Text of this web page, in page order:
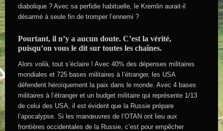
diabolique ? Avec sa perfidie habituelle, le Kremlin aurait-il
désarmé à seule fin de tromper l’ennemi ?
Pourtant, il n’y a aucun doute. C’est la vérité,
puisqu’on vous le dit sur toutes les chaînes.
Alors voilà, tout s’éclaire ! Avec 40% des dépenses militaires
mondiales et 725 bases militaires à l’étranger, les USA
défendent héroïquement la paix dans le monde. Avec 4 bases
militaires à l’étranger et un budget militaire qui représente 1/13
de celui des USA, il est évident que la Russie prépare
l’apocalypse. Si les manœuvres de l’OTAN ont lieu aux
frontières occidentales de la Russie, c’est pour empêcher